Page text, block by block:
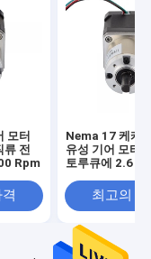
모터
류 전
Rpm
Nema 17 케케
유성 기어 모터
토루큐에 2.6 킬
최고의